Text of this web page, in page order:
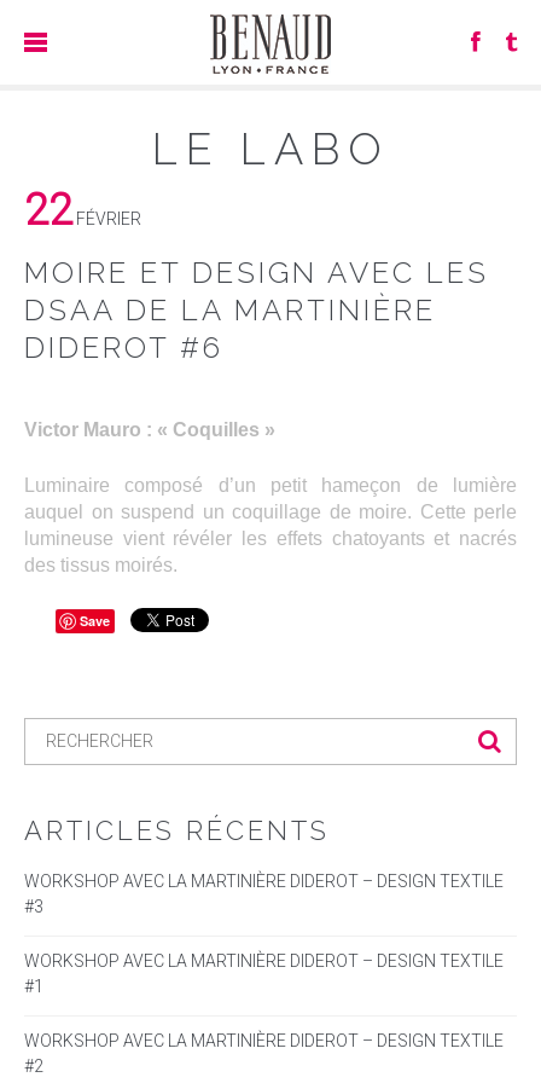
LE LABO
22FÉVRIER
MOIRE ET DESIGN AVEC LES
DSAA DE LA MARTINIÈRE
DIDEROT #6
Victor Mauro : « Coquilles »
Luminaire composé d’un petit hameçon de lumière
auquel on suspend un coquillage de moire. Cette perle
lumineuse vient révéler les effets chatoyants et nacrés
des tissus moirés.
Save
ARTICLES RÉCENTS
WORKSHOP AVEC LA MARTINIÈRE DIDEROT – DESIGN TEXTILE
#3
WORKSHOP AVEC LA MARTINIÈRE DIDEROT – DESIGN TEXTILE
#1
WORKSHOP AVEC LA MARTINIÈRE DIDEROT – DESIGN TEXTILE
#2